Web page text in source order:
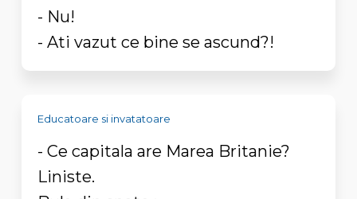
- Nu!
- Ati vazut ce bine se ascund?!
Educatoare si invatatoare
- Ce capitala are Marea Britanie?
Liniste.